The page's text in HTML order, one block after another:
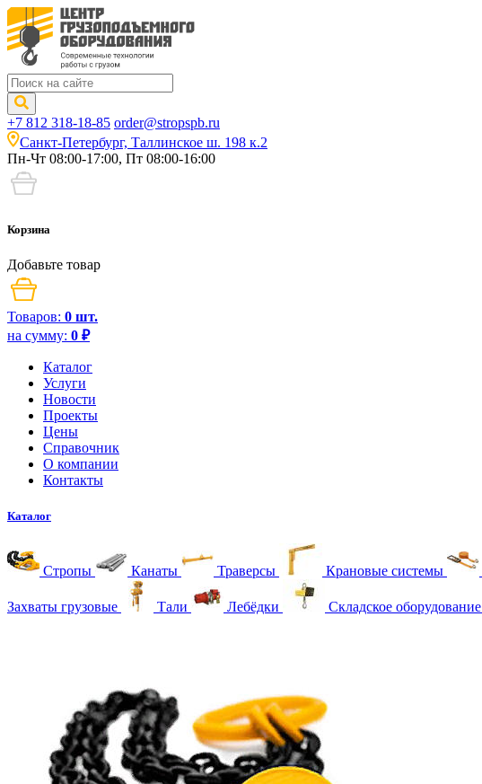
+7 812 318-18-85 order@stropspb.ru
Санкт-Петербург, Таллинское ш. 198 к.2
Пн-Чт 08:00-17:00, Пт 08:00-16:00
Корзина
Добавьте товар
Товаров: 0 шт.
на сумму: 0 ₽
Каталог
Услуги
Новости
Проекты
Цены
Справочник
О компании
Контакты
Каталог
Стропы Канаты Траверсы Крановые системы
Захваты грузовые Тали Лебёдки Складское оборудование